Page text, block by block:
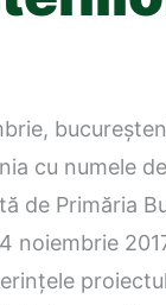
cu numele
de Primăria
noiembrie